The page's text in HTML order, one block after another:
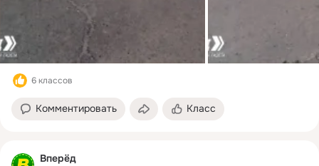
6 классов
Комментировать Класс
Вперёд